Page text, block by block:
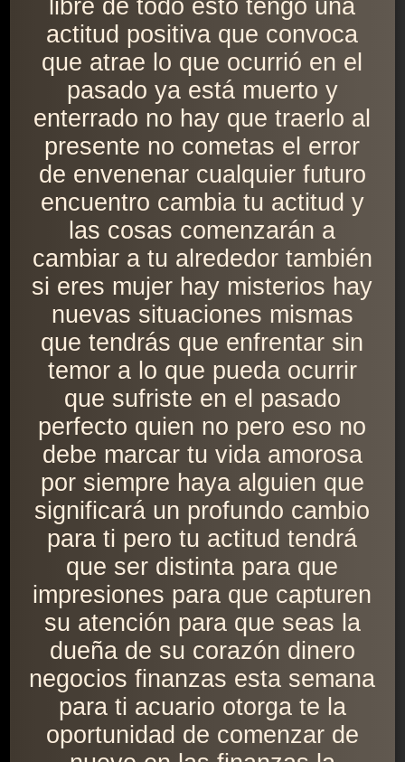
libre de todo esto tengo una
actitud positiva que convoca
que atrae lo que ocurrió en el
pasado ya está muerto y
enterrado no hay que traerlo al
presente no cometas el error
de envenenar cualquier futuro
encuentro cambia tu actitud y
las cosas comenzarán a
cambiar a tu alrededor también
si eres mujer hay misterios hay
nuevas situaciones mismas
que tendrás que enfrentar sin
temor a lo que pueda ocurrir
que sufriste en el pasado
perfecto quien no pero eso no
debe marcar tu vida amorosa
por siempre haya alguien que
significará un profundo cambio
para ti pero tu actitud tendrá
que ser distinta para que
impresiones para que capturen
su atención para que seas la
dueña de su corazón dinero
negocios finanzas esta semana
para ti acuario otorga te la
oportunidad de comenzar de